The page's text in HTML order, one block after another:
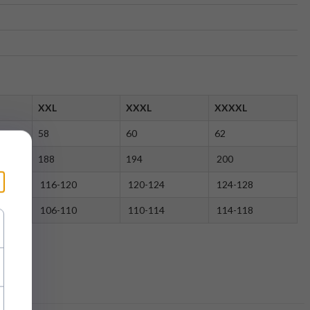
XXL XXXL XXXXL
58 60 62
188 194 200
116-120 120-124 124-128
106-110 110-114 114-118